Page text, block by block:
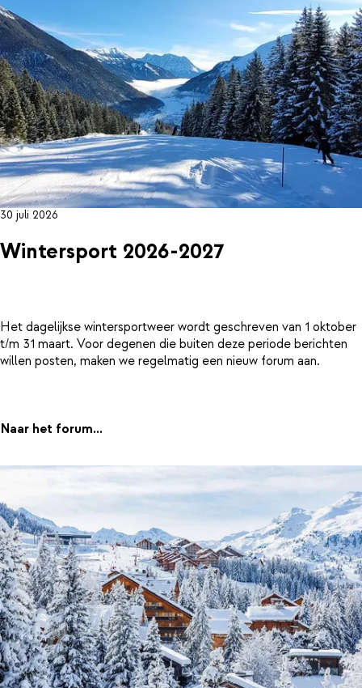
30 juli 2026
Wintersport 2026-2027
Het dagelijkse wintersportweer wordt geschreven van 1 oktober
t/m 31 maart. Voor degenen die buiten deze periode berichten
willen posten, maken we regelmatig een nieuw forum aan.
Naar het forum...